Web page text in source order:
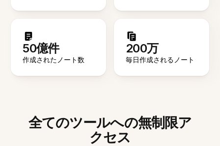
50億件
作成されたノート数
200万
毎日作成されるノート
全てのツールへの無制限ア
クセス